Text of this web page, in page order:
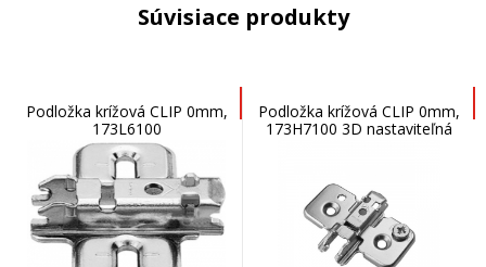
Súvisiace produkty
Podložka krížová CLIP 0mm,
173L6100
Podložka krížová CLIP 0mm,
173H7100 3D nastaviteľná